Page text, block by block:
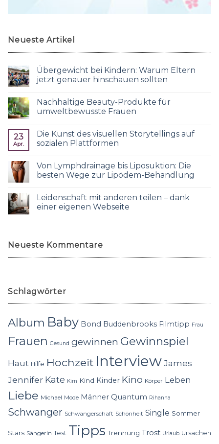
Neueste Artikel
Übergewicht bei Kindern: Warum Eltern
jetzt genauer hinschauen sollten
Nachhaltige Beauty-Produkte für
umweltbewusste Frauen
23
Apr.
Die Kunst des visuellen Storytellings auf
sozialen Plattformen
Von Lymphdrainage bis Liposuktion: Die
besten Wege zur Lipödem-Behandlung
Leidenschaft mit anderen teilen – dank
einer eigenen Webseite
Neueste Kommentare
Schlagwörter
Album Baby Bond Buddenbrooks Filmtipp Frau
Frauen Gesund gewinnen Gewinnspiel
Haut Hilfe Hochzeit InterviewJames
Jennifer Kate Kim Kind Kinder Kino Körper Leben
Liebe Michael Mode Männer Quantum Rihanna
Schwanger Schwangerschaft Schönheit Single Sommer
Stars Sängerin Test Tipps Trennung Trost Urlaub Ursachen